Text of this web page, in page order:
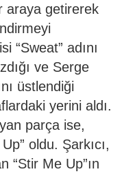
araya getirerek
“Sweat” adını
ve Serge
üstlendiği
yerini aldı.
parça ise,
oldu. Şarkıcı,
“Stir Me Up”ın